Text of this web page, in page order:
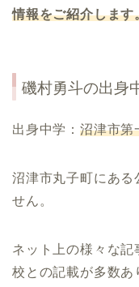
情報をご紹介します
磯村勇斗の出身
出身中学： 沼津市第
沼津市丸子町にある
せん。
ネット上の様々な
校との記載が多数あ